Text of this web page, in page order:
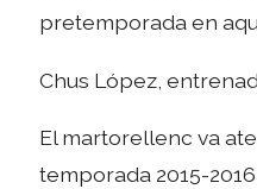
pretemporada en
Chus López,
El martorellenc va
temporada 2015-